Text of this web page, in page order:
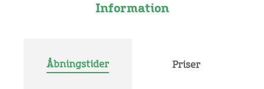
Information
Åbningstider Priser